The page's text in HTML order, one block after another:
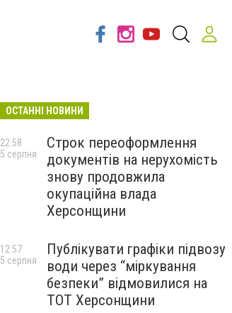
ОСТАННІ НОВИНИ
Строк переоформлення
документів на нерухомість
знову продовжила
окупаційна влада
Херсонщини
22:58
5 серпня
Публікувати графіки підвозу
води через “міркування
безпеки” відмовилися на
ТОТ Херсонщини
12:57
5 серпня